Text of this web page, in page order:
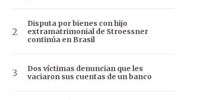
Disputa por bienes con hijo
extramatrimonial de Stroessner
continúa en Brasil
Dos víctimas denuncian que les
vaciaron sus cuentas de un banco